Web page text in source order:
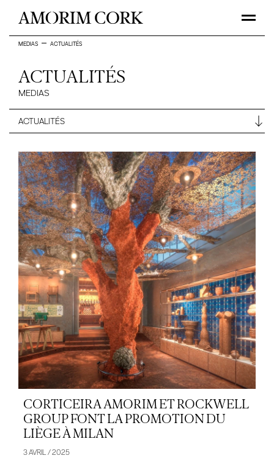
MEDIAS ACTUALITÉS
ACTUALITÉS
MEDIAS
CORTICEIRA AMORIM ET ROCKWELL
GROUP FONT LA PROMOTION DU
LIÈGE À MILAN
3 AVRIL / 2025